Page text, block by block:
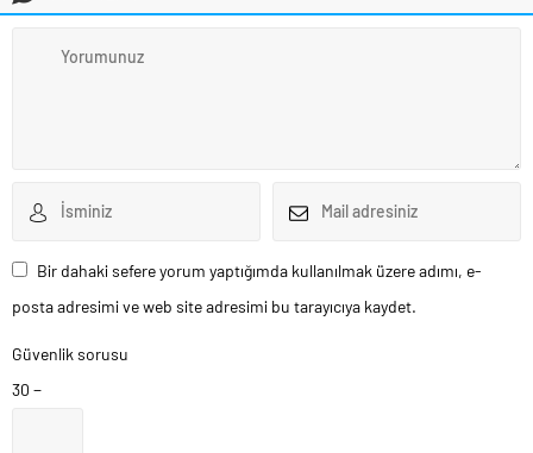
Bir dahaki sefere yorum yaptığımda kullanılmak üzere adımı, e-
posta adresimi ve web site adresimi bu tarayıcıya kaydet.
Güvenlik sorusu
30 −